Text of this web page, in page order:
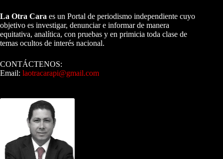
La Otra Cara es un Portal de periodismo independiente cuyo
objetivo es investigar, denunciar e informar de manera
equitativa, analítica, con pruebas y en primicia toda clase de
temas ocultos de interés nacional.
CONTÁCTENOS:
Email: laotracarapi@gmail.com